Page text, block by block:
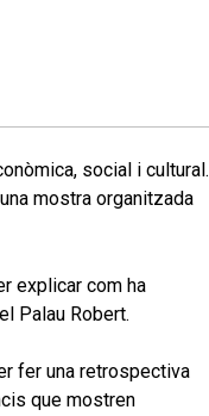
social i cultural.
mostra organitzada
explicar com ha
Palau Robert.
fer una retrospectiva
que mostren